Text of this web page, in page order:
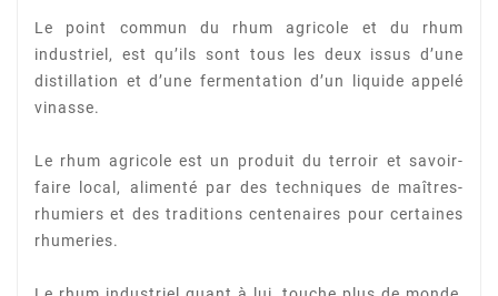
Le point commun du rhum agricole et du rhum
industriel, est qu’ils sont tous les deux issus d’une
distillation et d’une fermentation d’un liquide appelé
vinasse.
Le rhum agricole est un produit du terroir et savoir-
faire local, alimenté par des techniques de maîtres-
rhumiers et des traditions centenaires pour certaines
rhumeries.